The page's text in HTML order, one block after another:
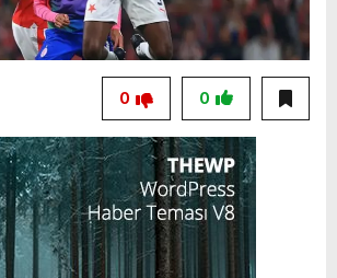
0
0